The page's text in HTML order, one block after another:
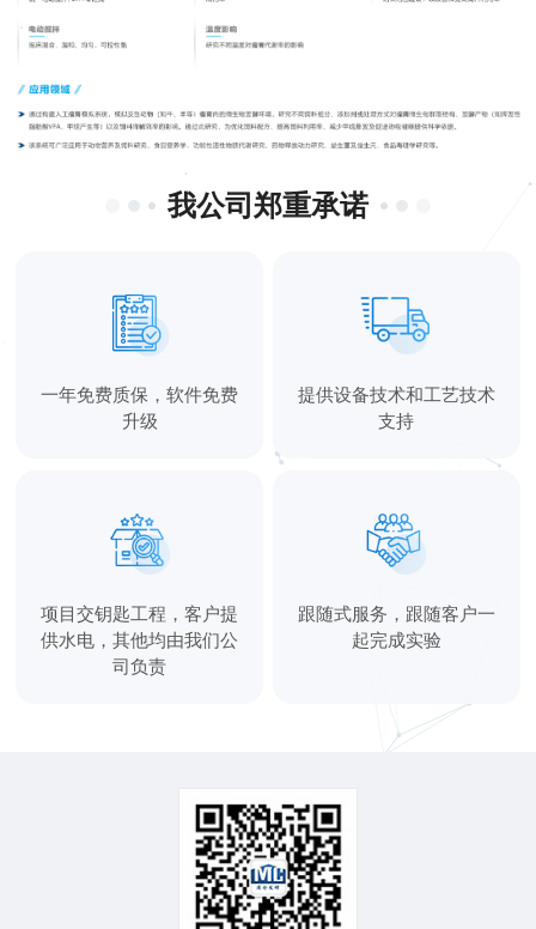
我公司郑重承诺
一年免费质保，软件免费
升级
提供设备技术和工艺技术
支持
项目交钥匙工程，客户提
供水电，其他均由我们公
司负责
跟随式服务，跟随客户一
起完成实验